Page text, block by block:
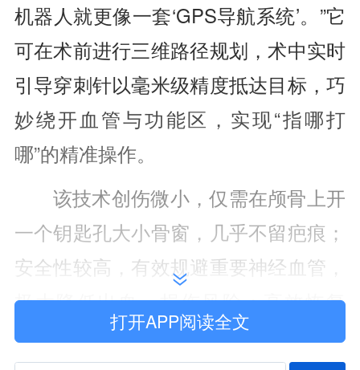
机器人就更像一套‘GPS导航系统’。”它
可在术前进行三维路径规划，术中实时
引导穿刺针以毫米级精度抵达目标，巧
妙绕开血管与功能区，实现“指哪打
哪”的精准操作。
该技术创伤微小，仅需在颅骨上开
一个钥匙孔大小骨窗，几乎不留疤痕；
安全性较高，有效规避重要神经血管，
极大降低出血、损伤风险；高效恢复
快，穿刺过程仅需十几分钟，患儿术后
打开APP阅读全文